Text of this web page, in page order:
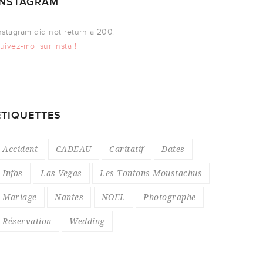
did not return a 200.
moi sur Insta !
Accident CADEAU Caritatif Dates
Infos Las Vegas Les Tontons Moustachus
Mariage Nantes NOEL Photographe
Réservation Wedding